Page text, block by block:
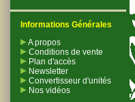
Informations Générales
A propos
Conditions de vente
Plan d'accès
Newsletter
Convertisseur d'unités
Nos vidéos